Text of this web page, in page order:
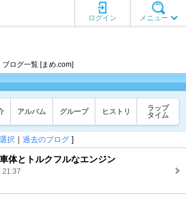
メニュー
ログイン
ブログ一覧 [まめ.com]
アルバム グループ ヒストリ
ラップ
タイム
択 ｜ 過去のブログ ]
体とトルクフルなエンジン
21:37